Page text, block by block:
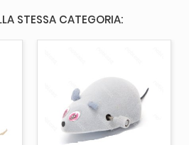
STESSA CATEGORIA: